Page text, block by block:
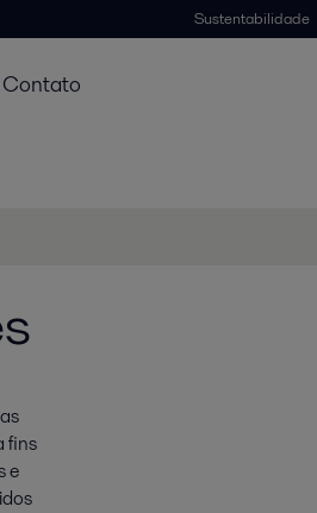
Sustentabilidade
Contato
fins
e